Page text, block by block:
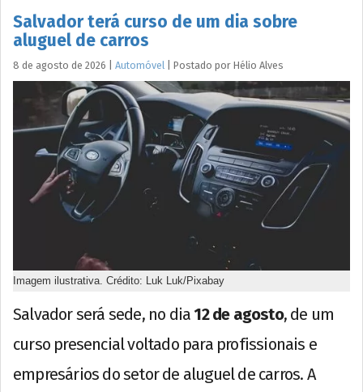
Salvador terá curso de um dia sobre
aluguel de carros
8 de agosto de 2026 Automóvel Postado por Hélio Alves
Imagem ilustrativa. Crédito: Luk Luk/Pixabay
Salvador será sede, no dia 12 de agosto, de um
curso presencial voltado para profissionais e
empresários do setor de aluguel de carros. A